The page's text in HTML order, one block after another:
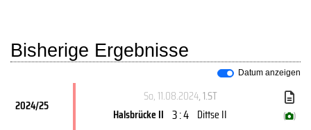
Bisherige Ergebnisse
Datum anzeigen
2024/25
So, 11.08.2024, 1.ST
Halsbrücke II 3 : 4 Dittse II ( )